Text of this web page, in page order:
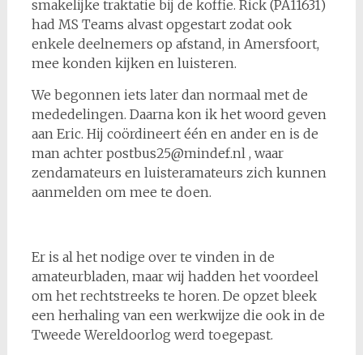
smakelijke traktatie bij de koffie. Rick (PA11631)
had MS Teams alvast opgestart zodat ook
enkele deelnemers op afstand, in Amersfoort,
mee konden kijken en luisteren.
We begonnen iets later dan normaal met de
mededelingen. Daarna kon ik het woord geven
aan Eric. Hij coördineert één en ander en is de
man achter postbus25@mindef.nl , waar
zendamateurs en luisteramateurs zich kunnen
aanmelden om mee te doen.
Er is al het nodige over te vinden in de
amateurbladen, maar wij hadden het voordeel
om het rechtstreeks te horen. De opzet bleek
een herhaling van een werkwijze die ook in de
Tweede Wereldoorlog werd toegepast.